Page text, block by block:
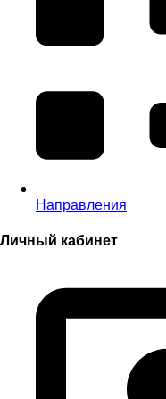
Направления
Личный кабинет